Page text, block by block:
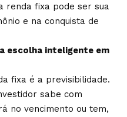
renda fixa pode ser sua
e na conquista de
escolha inteligente em
fixa é a previsibilidade.
sabe com
no vencimento ou tem,